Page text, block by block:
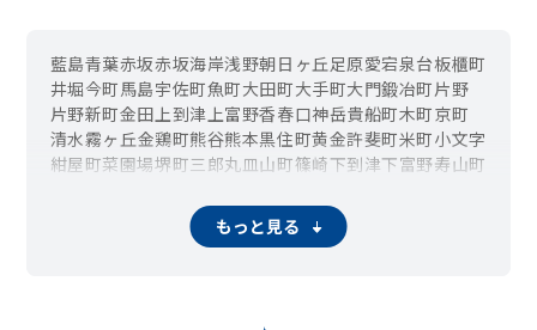
藍島青葉赤坂赤坂海岸浅野朝日ヶ丘足原愛宕泉台板櫃町
井堀今町馬島宇佐町魚町大田町大手町大門鍛冶町片野
片野新町金田上到津上富野香春口神岳貴船町木町京町
清水霧ヶ丘金鶏町熊谷熊本黒住町黄金許斐町米町小文字
紺屋町菜園場堺町三郎丸皿山町篠崎下到津下富野寿山町
高尾高田 高峰町竪町田町
中井浜中島中津口 長浜町
もっと見る